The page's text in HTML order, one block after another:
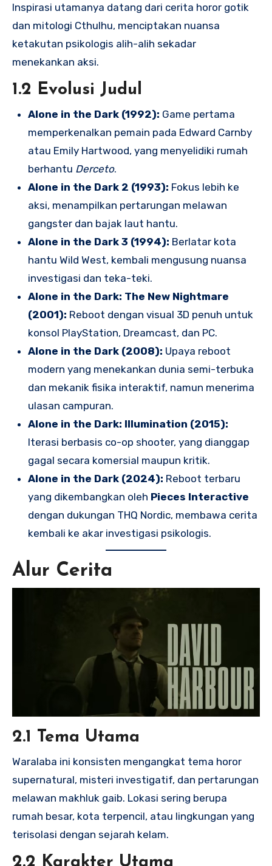
Inspirasi utamanya datang dari cerita horor gotik
dan mitologi Cthulhu, menciptakan nuansa
ketakutan psikologis alih-alih sekadar
menekankan aksi.
1.2 Evolusi Judul
Alone in the Dark (1992): Game pertama
memperkenalkan pemain pada Edward Carnby
atau Emily Hartwood, yang menyelidiki rumah
berhantu Derceto.
Alone in the Dark 2 (1993): Fokus lebih ke
aksi, menampilkan pertarungan melawan
gangster dan bajak laut hantu.
Alone in the Dark 3 (1994): Berlatar kota
hantu Wild West, kembali mengusung nuansa
investigasi dan teka-teki.
Alone in the Dark: The New Nightmare
(2001): Reboot dengan visual 3D penuh untuk
konsol PlayStation, Dreamcast, dan PC.
Alone in the Dark (2008): Upaya reboot
modern yang menekankan dunia semi-terbuka
dan mekanik fisika interaktif, namun menerima
ulasan campuran.
Alone in the Dark: Illumination (2015):
Iterasi berbasis co-op shooter, yang dianggap
gagal secara komersial maupun kritik.
Alone in the Dark (2024): Reboot terbaru
yang dikembangkan oleh Pieces Interactive
dengan dukungan THQ Nordic, membawa cerita
kembali ke akar investigasi psikologis.
Alur Cerita
2.1 Tema Utama
Waralaba ini konsisten mengangkat tema horor
supernatural, misteri investigatif, dan pertarungan
melawan makhluk gaib. Lokasi sering berupa
rumah besar, kota terpencil, atau lingkungan yang
terisolasi dengan sejarah kelam.
2.2 Karakter Utama